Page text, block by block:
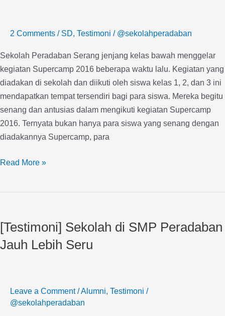
2 Comments / SD, Testimoni / @sekolahperadaban
Sekolah Peradaban Serang jenjang kelas bawah menggelar
kegiatan Supercamp 2016 beberapa waktu lalu. Kegiatan yang
diadakan di sekolah dan diikuti oleh siswa kelas 1, 2, dan 3 ini
mendapatkan tempat tersendiri bagi para siswa. Mereka begitu
senang dan antusias dalam mengikuti kegiatan Supercamp
2016. Ternyata bukan hanya para siswa yang senang dengan
diadakannya Supercamp, para
Read More »
[Testimoni] Sekolah di SMP Peradaban
Jauh Lebih Seru
Leave a Comment /Alumni, Testimoni /
@sekolahperadaban
di
SMP
Seru